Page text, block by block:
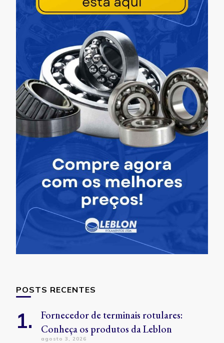
POSTS RECENTES
Fornecedor de terminais rotulares:
Conheça os produtos da Leblon
agosto 3, 2026